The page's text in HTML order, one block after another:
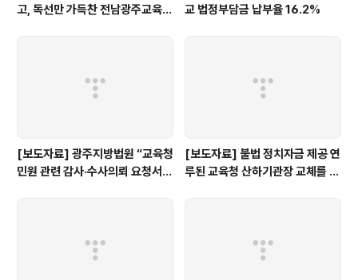
고, 독선만 가득찬 전남광주교육감
교 법정부담금 납부율 16.2%
[보도자료] 광주지방법원 “교육청
민원 관련 감사·수사의뢰 요청서,
[보도자료] 불법 정치자금 제공 연
루된 교육청 산하기관장 교체를 촉